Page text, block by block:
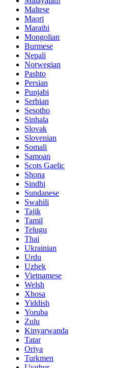
Maltese
Maori
Marathi
Mongolian
Burmese
Nepali
Norwegian
Pashto
Persian
Punjabi
Serbian
Sesotho
Sinhala
Slovak
Slovenian
Somali
Samoan
Scots Gaelic
Shona
Sindhi
Sundanese
Swahili
Tajik
Tamil
Telugu
Thai
Ukrainian
Urdu
Uzbek
Vietnamese
Welsh
Xhosa
Yiddish
Yoruba
Zulu
Kinyarwanda
Tatar
Oriya
Turkmen